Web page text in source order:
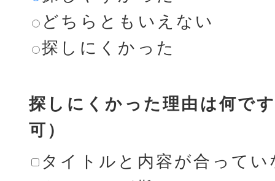
どちらともいえない
探しにくかった
探しにくかった理由は何で
可）
タイトルと内容が合ってい